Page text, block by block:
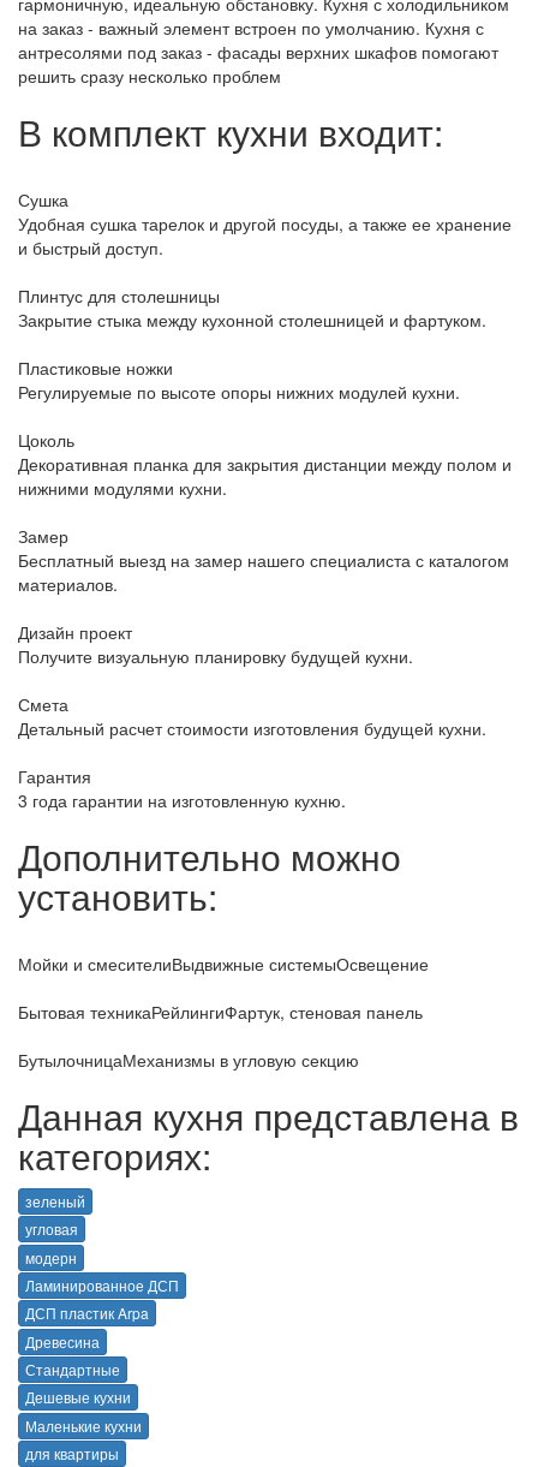
на заказ - важный элемент встроен по умолчанию. Кухня с
антресолями под заказ - фасады верхних шкафов помогают
решить сразу несколько проблем
В комплект кухни входит:
Сушка
Удобная сушка тарелок и другой посуды, а также ее хранение
и быстрый доступ.
Плинтус для столешницы
Закрытие стыка между кухонной столешницей и фартуком.
Пластиковые ножки
Регулируемые по высоте опоры нижних модулей кухни.
Цоколь
Декоративная планка для закрытия дистанции между полом и
нижними модулями кухни.
Замер
Бесплатный выезд на замер нашего специалиста с каталогом
материалов.
Дизайн проект
Получите визуальную планировку будущей кухни.
Смета
Детальный расчет стоимости изготовления будущей кухни.
Гарантия
3 года гарантии на изготовленную кухню.
Дополнительно можно
установить:
Мойки и смесителиВыдвижные системыОсвещение
Бытовая техникаРейлингиФартук, стеновая панель
БутылочницаМеханизмы в угловую секцию
Данная кухня представлена в
категориях:
зеленый
угловая
модерн
Ламинированное ДСП
ДСП пластик Arpa
Древесина
Стандартные
Дешевые кухни
Маленькие кухни
для квартиры